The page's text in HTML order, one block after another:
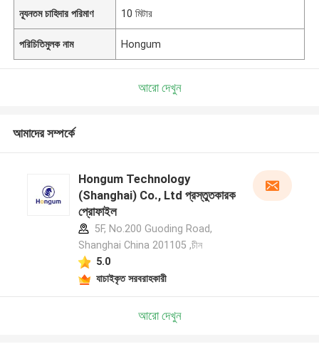
ন্যূনতম চাহিদার পরিমাণ 10 মিটার
পরিচিতিমুলক নাম Hongum
আরো দেখুন
আমাদের সম্পর্কে
Hongum Technology
(Shanghai) Co., Ltd প্রস্তুতকারক
প্রোফাইল
5F, No.200 Guoding Road,
Shanghai China 201105 ,চীন
5.0
যাচাইকৃত সরবরাহকারী
আরো দেখুন